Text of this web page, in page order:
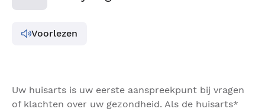
Voorlezen
Uw huisarts is uw eerste aanspreekpunt bij vragen
of klachten over uw gezondheid. Als de huisarts*